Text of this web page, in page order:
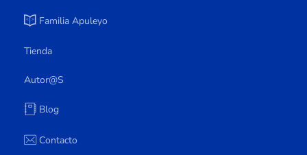
Familia Apuleyo
Tienda
Autor@s
Blog
Contacto